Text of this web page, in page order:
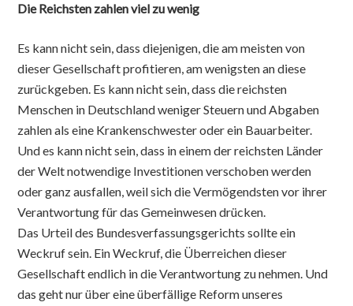
Die Reichsten zahlen viel zu wenig
Es kann nicht sein, dass diejenigen, die am meisten von
dieser Gesellschaft profitieren, am wenigsten an diese
zurückgeben. Es kann nicht sein, dass die reichsten
Menschen in Deutschland weniger Steuern und Abgaben
zahlen als eine Krankenschwester oder ein Bauarbeiter.
Und es kann nicht sein, dass in einem der reichsten Länder
der Welt notwendige Investitionen verschoben werden
oder ganz ausfallen, weil sich die Vermögendsten vor ihrer
Verantwortung für das Gemeinwesen drücken.
Das Urteil des Bundesverfassungsgerichts sollte ein
Weckruf sein. Ein Weckruf, die Überreichen dieser
Gesellschaft endlich in die Verantwortung zu nehmen. Und
das geht nur über eine überfällige Reform unseres